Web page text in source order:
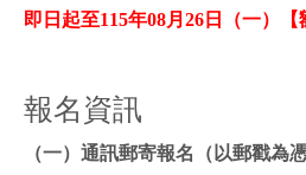
即日起至115年08月26日（一）
報名資訊
（一）通訊郵寄報名（以郵戳為憑